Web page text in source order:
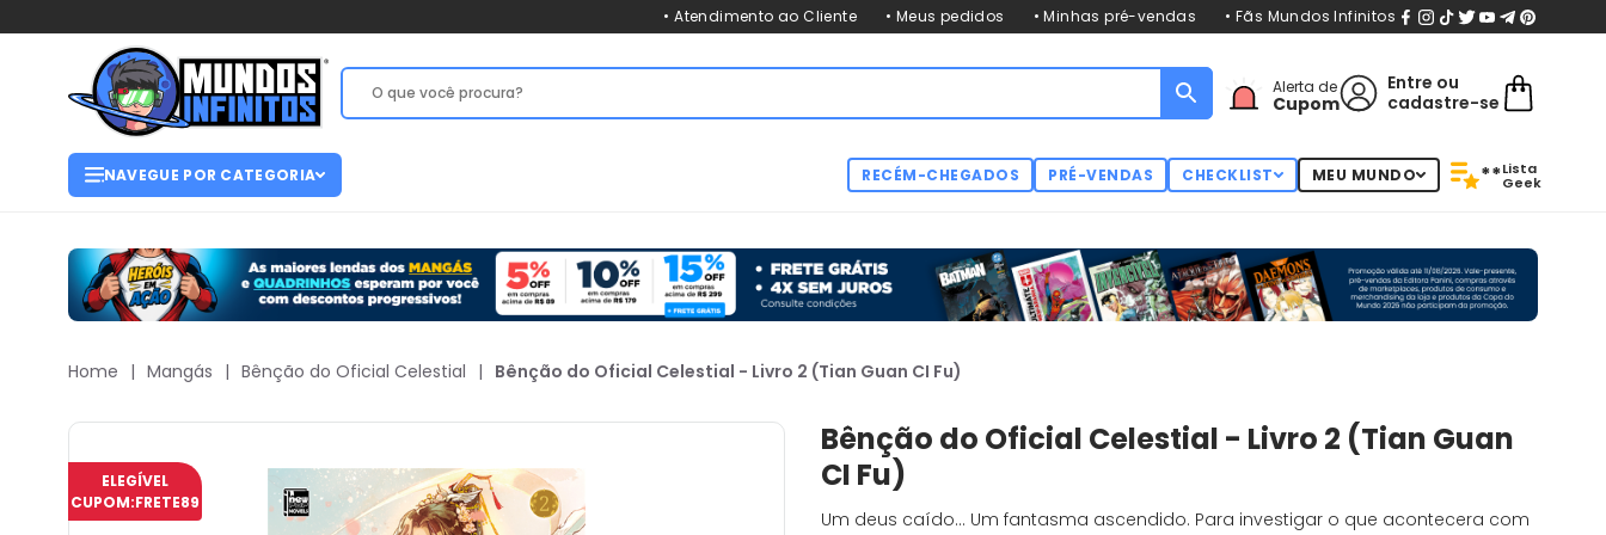
• Atendimento ao Cliente • Meus pedidos • Minhas pré-vendas • Fãs Mundos Infinitos
Alerta de
Cupom
Entre ou
cadastre-se
NAVEGUE POR CATEGORIA RECÉM-CHEGADOS PRÉ-VENDAS CHECKLIST MEU MUNDO **Lista
Geek
Home | Mangás | Bênção do Oficial Celestial | Bênção do Oficial Celestial - Livro 2 (Tian Guan CI Fu)
ELEGÍVEL
CUPOM:FRETE89
Bênção do Oficial Celestial - Livro 2 (Tian Guan
CI Fu)
Um deus caído... Um fantasma ascendido. Para investigar o que acontecera com